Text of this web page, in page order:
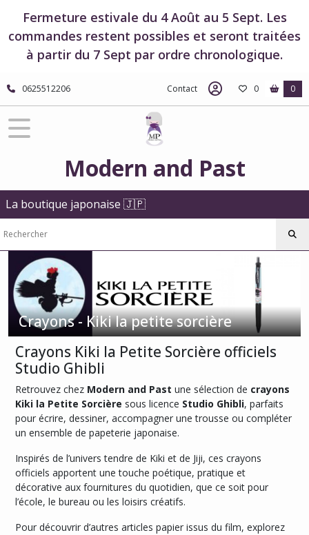
Fermeture estivale du 4 Août au 5 Sept. Les
commandes restent possibles et seront traitées
à partir du 7 Sept par ordre chronologique.
0625512206 Contact 0 0
Modern and Past
La boutique japonaise 🇯🇵
Crayons - Kiki la petite sorcière
Crayons Kiki la Petite Sorcière officiels
Studio Ghibli
Retrouvez chez Modern and Past une sélection de crayons
Kiki la Petite Sorcière sous licence Studio Ghibli, parfaits
pour écrire, dessiner, accompagner une trousse ou compléter
un ensemble de papeterie japonaise.
Inspirés de l’univers tendre de Kiki et de Jiji, ces crayons
officiels apportent une touche poétique, pratique et
décorative aux fournitures du quotidien, que ce soit pour
l’école, le bureau ou les loisirs créatifs.
Pour découvrir d’autres articles papier issus du film, explorez
Fermer
FILTRES
Tous
Boutique
Studio
petite
sorcière
Papeterie
-
Kiki
la
petite
sorcière
-
Kiki
petite
sorcière
(1)
Blocs
mémo
-
Kiki
la
sorcière